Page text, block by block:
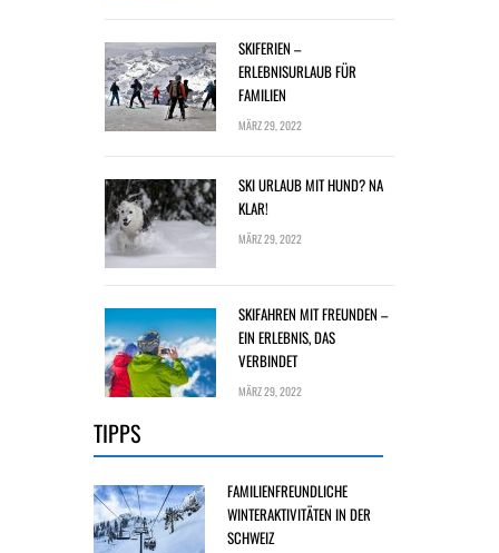
SKIFERIEN –
ERLEBNISURLAUB FÜR
FAMILIEN
MÄRZ 29, 2022
SKI URLAUB MIT HUND? NA
KLAR!
MÄRZ 29, 2022
SKIFAHREN MIT FREUNDEN –
EIN ERLEBNIS, DAS
VERBINDET
MÄRZ 29, 2022
TIPPS
FAMILIENFREUNDLICHE
WINTERAKTIVITÄTEN IN DER
SCHWEIZ